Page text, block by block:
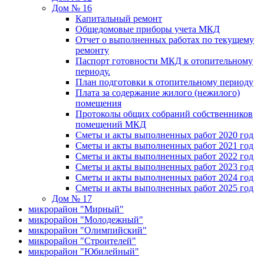
Дом № 16
Капитальный ремонт
Общедомовые приборы учета МКД
Отчет о выполненных работах по текущему
ремонту
Паспорт готовности МКД к отопительному
периоду.
План подготовки к отопительному периоду
Плата за содержание жилого (нежилого)
помещения
Протоколы общих собраний собственников
помещений МКД
Сметы и акты выполненных работ 2020 год
Сметы и акты выполненных работ 2021 год
Сметы и акты выполненных работ 2022 год
Сметы и акты выполненных работ 2023 год
Сметы и акты выполненных работ 2024 год
Сметы и акты выполненных работ 2025 год
Дом № 17
микрорайон "Мирный"
микрорайон "Молодежный"
микрорайон "Олимпийский"
микрорайон "Строителей"
микрорайон "Юбилейный"